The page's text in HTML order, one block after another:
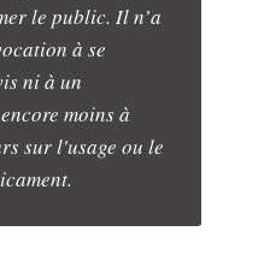
le public. Il n’a
à se
ni à un
moins à
sur l'usage ou le